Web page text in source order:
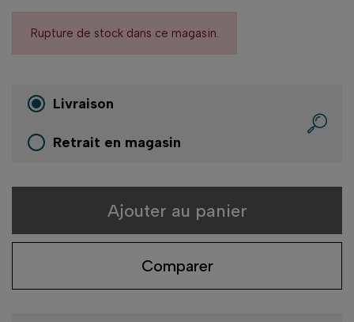
Rupture de stock dans ce magasin.
Livraison
Retrait en magasin
Ajouter au panier
Comparer